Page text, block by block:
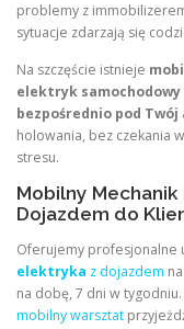
problemy z
sytuacje zdarzają się
Na szczęście istnieje
elektryk samochodowy
bezpośrednio pod Twój
holowania, bez czekania
stresu.
Mobilny
Dojazdem do
Oferujemy profesjonalne
elektryka z dojazdem
na dobę, 7 dni w
mobilny warsztat